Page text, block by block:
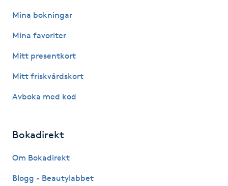
Hudföryngring
Huduppstramning
Hudvård
Hypnos
Mina bokningar
Mina favoriter
Mitt presentkort
Mitt friskvårdskort
Avboka med kod
Bokadirekt
Om Bokadirekt
Blogg - Beautylabbet